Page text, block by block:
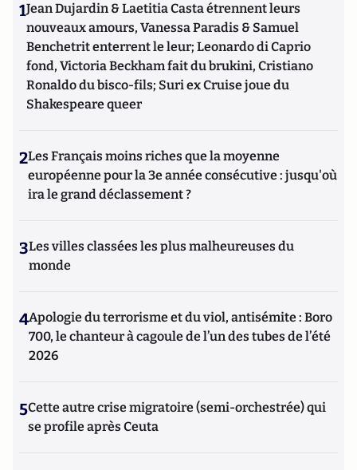
1Jean Dujardin & Laetitia Casta étrennent leurs
nouveaux amours, Vanessa Paradis & Samuel
Benchetrit enterrent le leur; Leonardo di Caprio
fond, Victoria Beckham fait du brukini, Cristiano
Ronaldo du bisco-fils; Suri ex Cruise joue du
Shakespeare queer
2Les Français moins riches que la moyenne
européenne pour la 3e année consécutive : jusqu'où
ira le grand déclassement ?
3Les villes classées les plus malheureuses du
monde
4Apologie du terrorisme et du viol, antisémite : Boro
700, le chanteur à cagoule de l’un des tubes de l’été
2026
5Cette autre crise migratoire (semi-orchestrée) qui
se profile après Ceuta